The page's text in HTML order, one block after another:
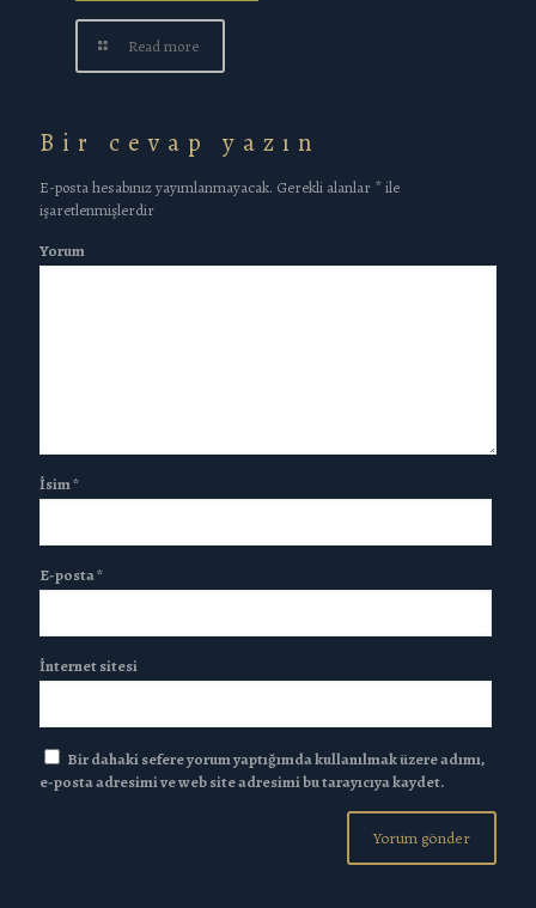
Read more
Bir cevap yazın
E-posta hesabınız yayımlanmayacak. Gerekli alanlar *ile
işaretlenmişlerdir
Yorum
İsim*
E-posta*
İnternet sitesi
Bir dahaki sefere yorum yaptığımda kullanılmak üzere adımı,
e-posta adresimi ve web site adresimi bu tarayıcıya kaydet.